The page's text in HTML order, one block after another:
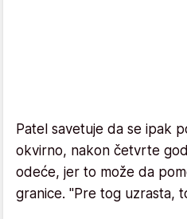
Patel savetuje da se ipak
okvirno, nakon četvrte
odeće, jer to može da
granice. "Pre tog uzrasta,